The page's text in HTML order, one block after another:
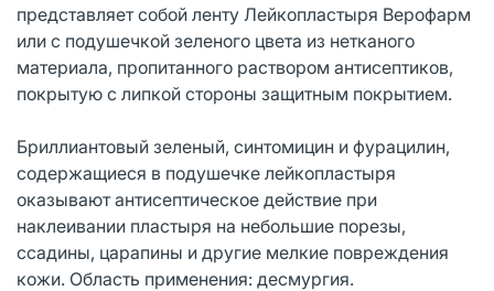
представляет собой ленту Лейкопластыря Верофарм
или с подушечкой зеленого цвета из нетканого
материала, пропитанного раствором антисептиков,
покрытую с липкой стороны защитным покрытием.
Бриллиантовый зеленый, синтомицин и фурацилин,
содержащиеся в подушечке лейкопластыря
оказывают антисептическое действие при
наклеивании пластыря на небольшие порезы,
ссадины, царапины и другие мелкие повреждения
кожи. Область применения: десмургия.